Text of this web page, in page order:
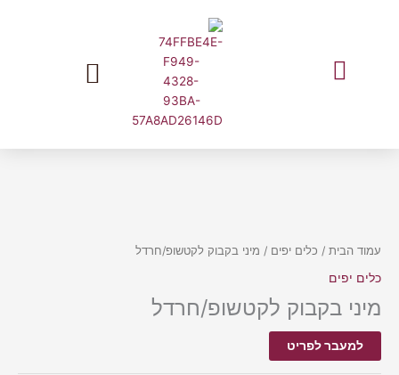
עמוד הבית / כלים יפים / מיני בקבוק לקטשופ/חרדל
כלים יפים
מיני בקבוק לקטשופ/חרדל
למעבר לפריט